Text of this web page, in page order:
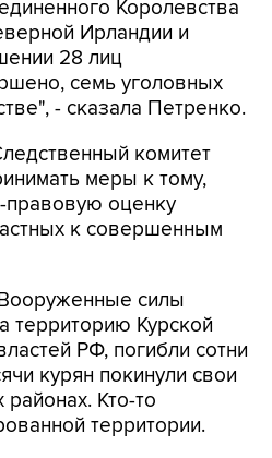
Королевства
Ирландии и
28 лиц
семь уголовных
- сказала Петренко.
комитет
меры к тому,
правовую оценку
к совершенным
силы
территорию Курской
РФ, погибли сотни
курян покинули свои
Кто-то
территории.